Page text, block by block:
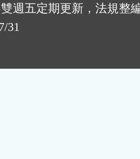
週五定期更新，法規整
31